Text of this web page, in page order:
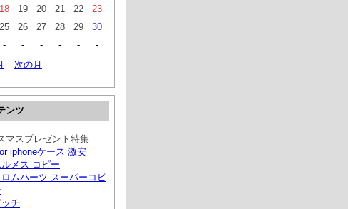
18 19 20 21 22
23
25 26 27 28 29
30
- - - - -
-
次の月
ンツ
マスプレゼント特集
iphoneケース 激安
ルメス コピー
ロムハーツ スーパーコピ
ッチ